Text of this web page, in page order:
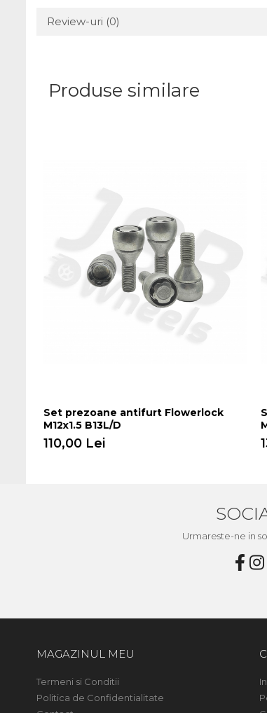
Review-uri (0)
Produse similare
Set prezoane antifurt Flowerlock
M12x1.5 B13L/D
110,00 Lei
Urmareste-ne in
MAGAZINUL MEU
Termeni si Conditii
Politica de Confidentialitate